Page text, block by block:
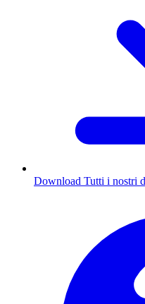
Download Tutti i nostri